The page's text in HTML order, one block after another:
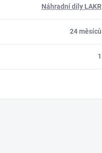
Náhradní díly LAKR
24 měsíců
1